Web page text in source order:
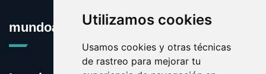
Utilizamos cookies
Usamos cookies y otras técnicas
de rastreo para mejorar tu
mundoauto.es